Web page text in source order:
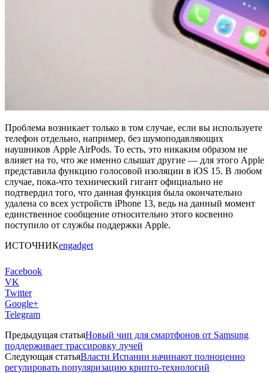
Проблема возникает только в том случае, если вы используете
телефон отдельно, например, без шумоподавляющих
наушников Apple AirPods. То есть, это никаким образом не
влияет на то, что же именно слышат другие — для этого Apple
представила функцию голосовой изоляции в iOS 15. В любом
случае, пока-что технический гигант официально не
подтвердил того, что данная функция была окончательно
удалена со всех устройств iPhone 13, ведь на данный момент
единственное сообщение относительно этого косвенно
поступило от службы поддержки Apple.
ИСТОЧНИКengadget
Facebook
VK
Twitter
Google+
Telegram
Предыдущая статьяНовый чип для смартфонов от Samsung
поддерживает трассировку лучей
Следующая статьяВласти Испании начинают полноценно
регулировать популяризацию крипто-технологий